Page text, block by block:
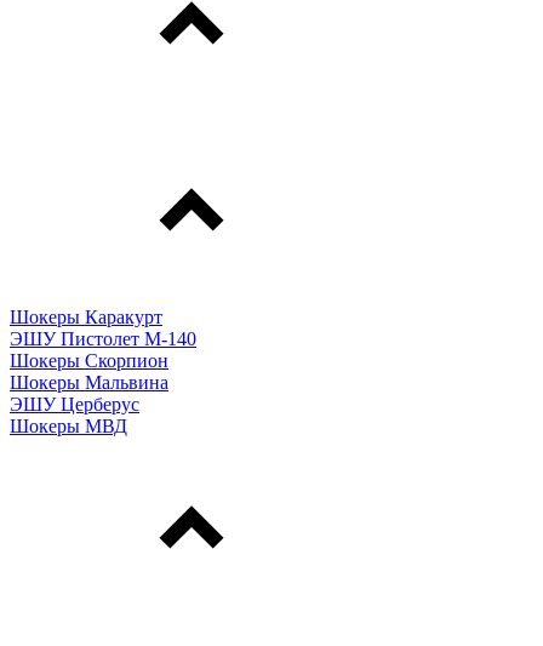
Шокеры Каракурт
ЭШУ Пистолет М-140
Шокеры Скорпион
Шокеры Мальвина
ЭШУ Церберус
Шокеры МВД